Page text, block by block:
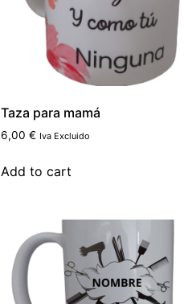
Taza para mamá
6,00€ Iva Excluido
Add to cart